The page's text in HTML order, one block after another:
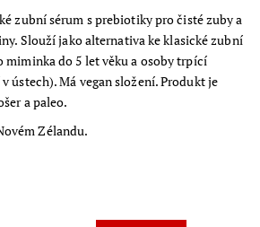
zubní sérum s prebiotiky pro čisté zuby a
Slouží jako alternativa ke klasické zubní
miminka do 5 let věku a osoby trpící
ústech). Má vegan složení. Produkt je
a paleo.
Zélandu.